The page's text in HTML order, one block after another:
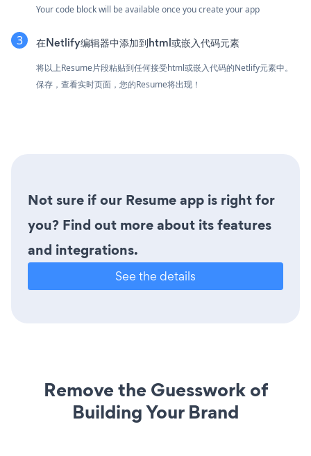
Your code block will be available once you create your app
在Netlify编辑器中添加到html或嵌入代码元素
将以上Resume片段粘贴到任何接受html或嵌入代码的Netlify元素中。
保存，查看实时页面，您的Resume将出现！
Not sure if our Resume app is right for
you? Find out more about its features
and integrations.
See the details
Remove the Guesswork of
Building Your Brand